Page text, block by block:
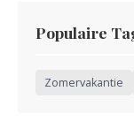
Populaire
Zomervakantie